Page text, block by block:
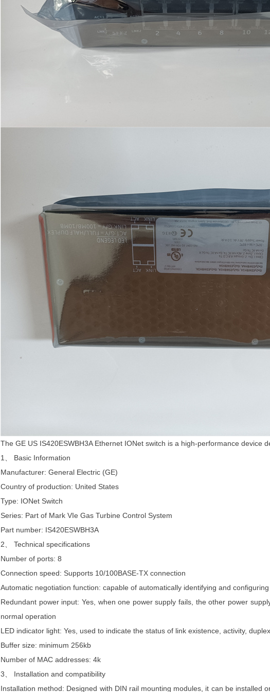
The GE US IS420ESWBH3A Ethernet IONet switch is a high-performance device
1、 Basic Information
Manufacturer: General Electric (GE)
Country of production: United States
Type: IONet Switch
Series: Part of Mark VIe Gas Turbine Control System
Part number: IS420ESWBH3A
2、 Technical specifications
Number of ports: 8
Connection speed: Supports 10/100BASE-TX connection
Automatic negotiation function: capable of automatically identifying and
Redundant power input: Yes, when one power supply fails, the other power
normal operation
LED indicator light: Yes, used to indicate the status of link existence, activity,
Buffer size: minimum 256kb
Number of MAC addresses: 4k
3、 Installation and compatibility
Installation method: Designed with DIN rail mounting modules, it can be installed